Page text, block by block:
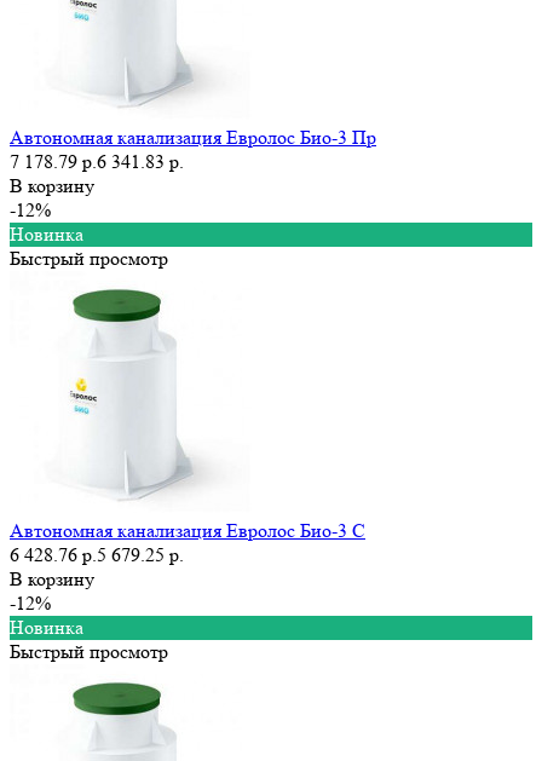
Автономная канализация Евролос Био-3 Пр
7 178.79 р.6 341.83 р.
В корзину
-12%
Новинка
Быстрый просмотр
Автономная канализация Евролос Био-3 С
6 428.76 р.5 679.25 р.
В корзину
-12%
Новинка
Быстрый просмотр